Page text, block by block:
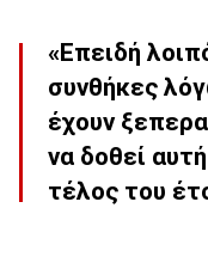
«Επειδή
συνθήκες
έχουν
να δοθεί
τέλος του